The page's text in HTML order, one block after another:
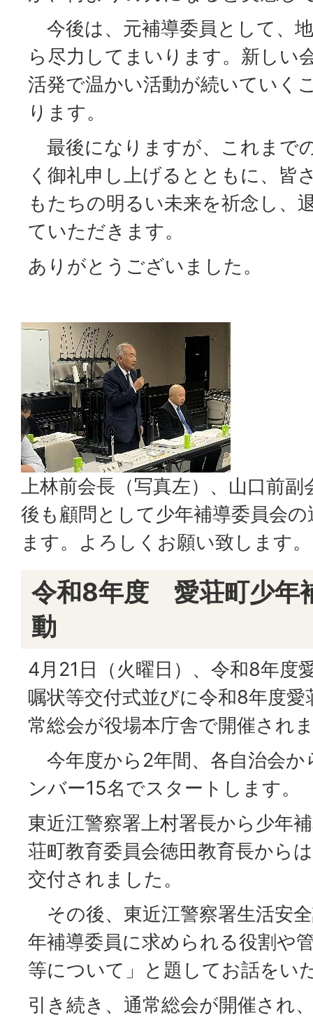
今後は、元補導委員として、
ら尽力してまいります。新しい
活発で温かい活動が続いていく
ります。
最後になりますが、これまで
く御礼申し上げるとともに、皆
もたちの明るい未来を祈念し、
ていただきます。
ありがとうございました。
上林前会長（写真左）、山口前副
後も顧問として少年補導委員会
ます。よろしくお願い致します。
令和8年度 愛荘町少年
動
4月21日（火曜日）、令和8年度
嘱状等交付式並びに令和8年度
常総会が役場本庁舎で開催され
今年度から2年間、各自治会か
ンバー15名でスタートします。
東近江警察署上村署長から少年
荘町教育委員会徳田教育長から
交付されました。
その後、東近江警察署生活安
年補導委員に求められる役割や
等について」と題してお話をい
引き続き、通常総会が開催され